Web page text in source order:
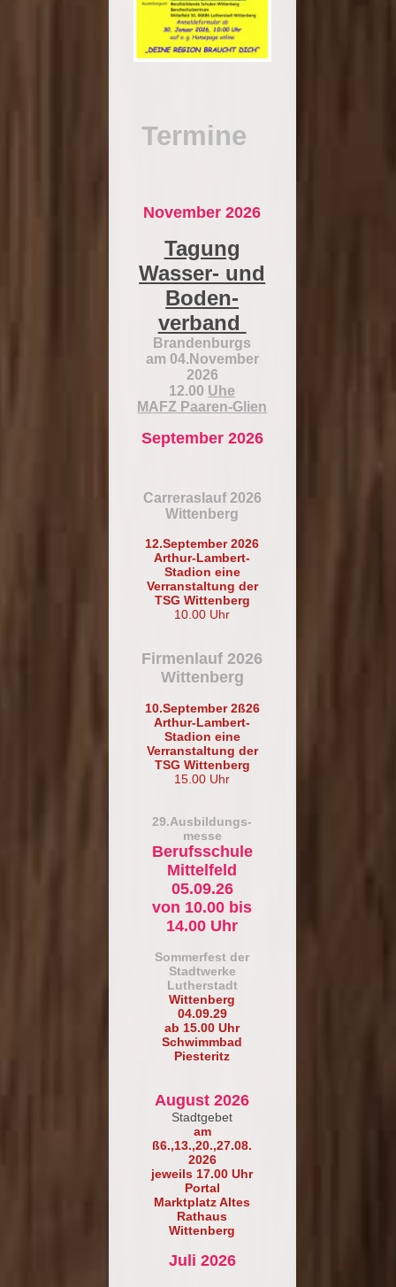
Termine
November 2026
Tagung
Wasser- und
Boden-
verband
Brandenburgs
am 04.November
2026
12.00 Uhe
MAFZ Paaren-Glien
September 2026
Carreraslauf 2026
Wittenberg
12.September 2026
Arthur-Lambert-
Stadion eine
Verranstaltung der
TSG Wittenberg
10.00 Uhr
Firmenlauf 2026
Wittenberg
10.September 2ß26
Arthur-Lambert-
Stadion eine
Verranstaltung der
TSG Wittenberg
15.00 Uhr
29.Ausbildungs-
messe
Berufsschule
Mittelfeld
05.09.26
von 10.00 bis
14.00 Uhr
Sommerfest der
Stadtwerke
Lutherstadt
Wittenberg
04.09.29
ab 15.00 Uhr
Schwimmbad
Piesteritz
August 2026
Stadtgebet
am
ß6.,13.,20.,27.08.
2026
jeweils 17.00 Uhr
Portal
Marktplatz Altes
Rathaus
Wittenberg
Juli 2026